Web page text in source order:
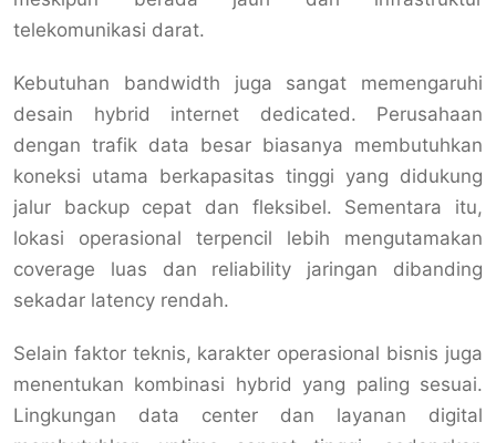
telekomunikasi darat.
Kebutuhan bandwidth juga sangat memengaruhi
desain hybrid internet dedicated. Perusahaan
dengan trafik data besar biasanya membutuhkan
koneksi utama berkapasitas tinggi yang didukung
jalur backup cepat dan fleksibel. Sementara itu,
lokasi operasional terpencil lebih mengutamakan
coverage luas dan reliability jaringan dibanding
sekadar latency rendah.
Selain faktor teknis, karakter operasional bisnis juga
menentukan kombinasi hybrid yang paling sesuai.
Lingkungan data center dan layanan digital